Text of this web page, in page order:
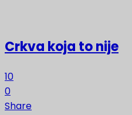
Crkva koja to nije
10
0
Share